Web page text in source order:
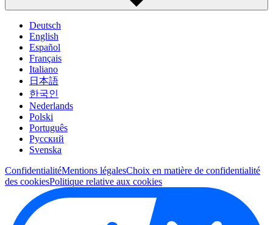
Deutsch
English
Español
Français
Italiano
日本語
한국인
Nederlands
Polski
Português
Pусский
Svenska
ConfidentialitéMentions légalesChoix en matière de confidentialité
des cookiesPolitique relative aux cookies